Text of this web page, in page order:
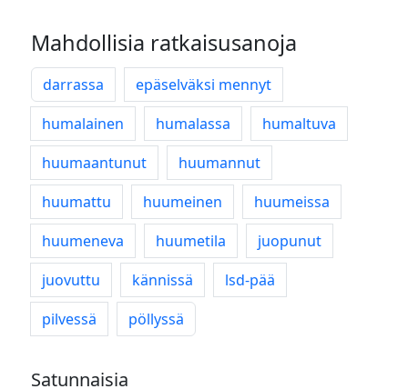
Mahdollisia ratkaisusanoja
darrassa
epäselväksi mennyt
humalainen
humalassa
humaltuva
huumaantunut
huumannut
huumattu
huumeinen
huumeissa
huumeneva
huumetila
juopunut
juovuttu
kännissä
lsd-pää
pilvessä
pöllyssä
Satunnaisia